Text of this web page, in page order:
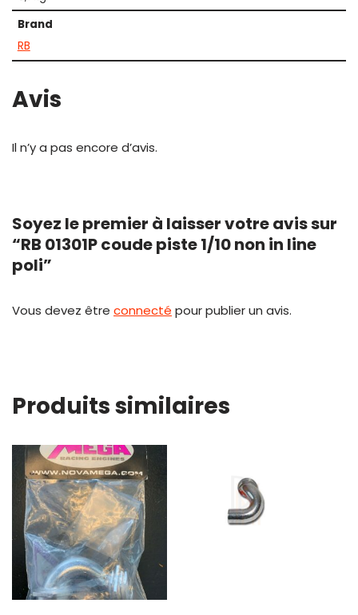
Brand
RB
Avis
Il n’y a pas encore d’avis.
Soyez le premier à laisser votre avis sur
“RB 01301P coude piste 1/10 non in line
poli”
Vous devez être connecté pour publier un avis.
Produits similaires